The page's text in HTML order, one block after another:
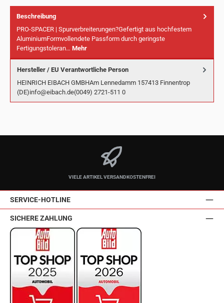
Beschreibung
PRO-SPACER | Spurverbreiterungen?Gefertigt aus hochfestem
AluminiumFormvollendete Passform durch geringste
Fertigungstoleran… Mehr
Hersteller / EU Verantwortliche Person
HEINRICH EIBACH GMBHAm Lennedamm 157413 Finnentrop
(DE)info@eibach.de(0049) 2721-511 0
VIELE ARTIKEL VERSANDKOSTENFREI
SERVICE-HOTLINE
SICHERE ZAHLUNG